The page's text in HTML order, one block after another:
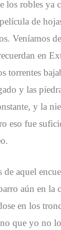
los robles ya
de
Veníamos
en
torrentes
y las
y la
eso fue
de aquel
aún en la
en los
que yo no